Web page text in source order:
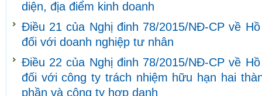
diện, địa điểm kinh doanh
Điều 21 của Nghị đinh 78/2015/NĐ-CP về
đối với doanh nghiệp tư nhân
Điều 22 của Nghị đinh 78/2015/NĐ-CP về
đối với công ty trách nhiệm hữu hạn hai
phần và công ty hợp danh